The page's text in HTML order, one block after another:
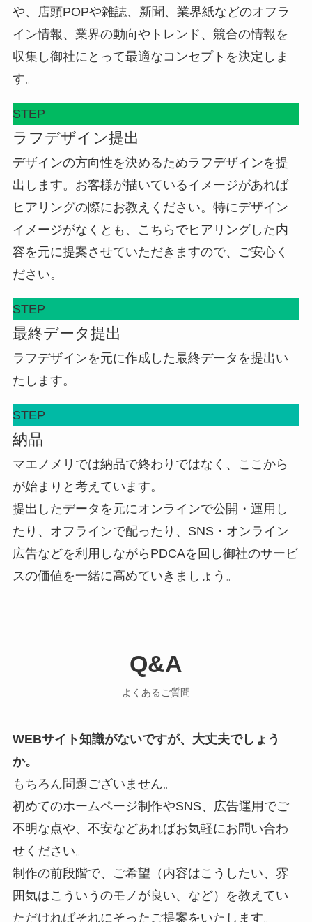
や、店頭POPや雑誌、新聞、業界紙などのオフラ
イン情報、業界の動向やトレンド、競合の情報を
収集し御社にとって最適なコンセプトを決定しま
す。
STEP
ラフデザイン提出
デザインの方向性を決めるためラフデザインを提
出します。お客様が描いているイメージがあれば
ヒアリングの際にお教えください。特にデザイン
イメージがなくとも、こちらでヒアリングした内
容を元に提案させていただきますので、ご安心く
ださい。
STEP
最終データ提出
ラフデザインを元に作成した最終データを提出い
たします。
STEP
納品
マエノメリでは納品で終わりではなく、ここから
が始まりと考えています。
提出したデータを元にオンラインで公開・運用し
たり、オフラインで配ったり、SNS・オンライン
広告などを利用しながらPDCAを回し御社のサービ
スの価値を一緒に高めていきましょう。
Q&A
よくあるご質問
WEBサイト知識がないですが、大丈夫でしょう
か。
もちろん問題ございません。
初めてのホームページ制作やSNS、広告運用でご
不明な点や、不安などあればお気軽にお問い合わ
せください。
制作の前段階で、ご希望（内容はこうしたい、雰
囲気はこういうのモノが良い、など）を教えてい
ただければそれにそったご提案をいたします。